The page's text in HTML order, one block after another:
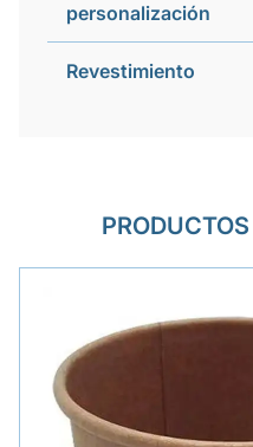
personalización
Revestimiento